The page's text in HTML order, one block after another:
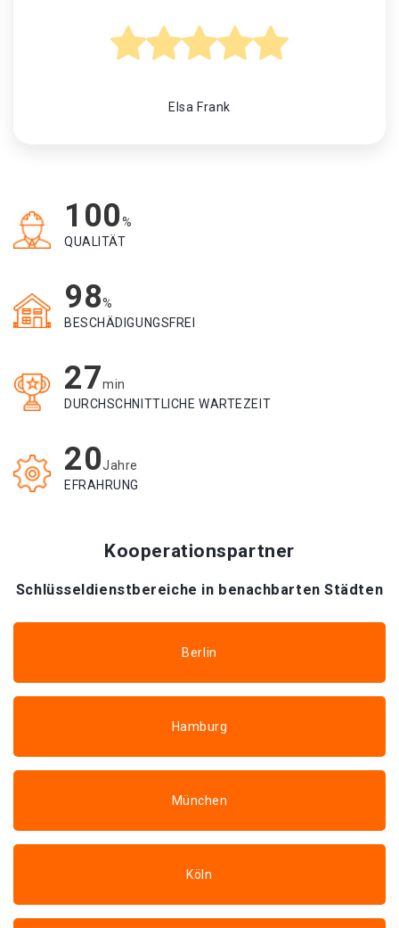
Elsa Frank
100%
QUALITÄT
98%
BESCHÄDIGUNGSFREI
27min
DURCHSCHNITTLICHE WARTEZEIT
20Jahre
EFRAHRUNG
Kooperationspartner
Schlüsseldienstbereiche in benachbarten Städten
Berlin
Hamburg
München
Köln